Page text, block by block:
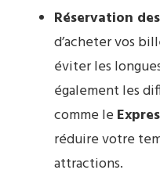
Réservation
d’acheter vos
éviter les
également les
comme le
réduire votre
attractions.